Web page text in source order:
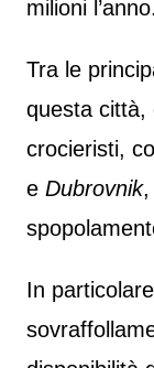
milioni l’anno.
Tra le
questa città,
crocieristi,
e Dubrovnik,
In